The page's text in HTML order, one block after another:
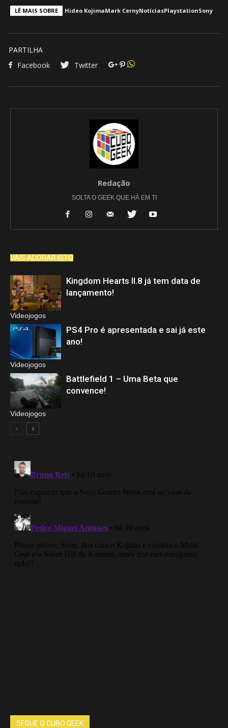
LÊ MAIS SOBRE Hideo KojimaMark CernyNotíciasPlaystationSony
PARTILHA
Facebook
Twitter
Redação
SOLTA O GEEK QUE HÁ EM TI
VAIS ADORAR ISTO
Videojogos
Kingdom Hearts II.8 já tem data de
lançamento!
Videojogos
PS4 Pro é apresentada e sai já este
ano!
Videojogos
Battlefield 1 – Uma Beta que
convence!
SEGUE O CUBO GEEK